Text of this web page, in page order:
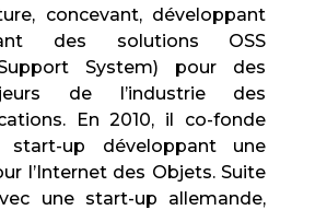
concevant, développant
des solutions OSS
System) pour des
de l’industrie des
En 2010, il co-fonde
start-up développant une
l’Internet des Objets. Suite
une start-up allemande,